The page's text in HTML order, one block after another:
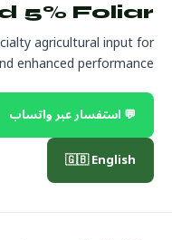
5% Foliar
agricultural input for
enhanced performance.
💬 استفسار عبر واتساب
🇬🇧 English